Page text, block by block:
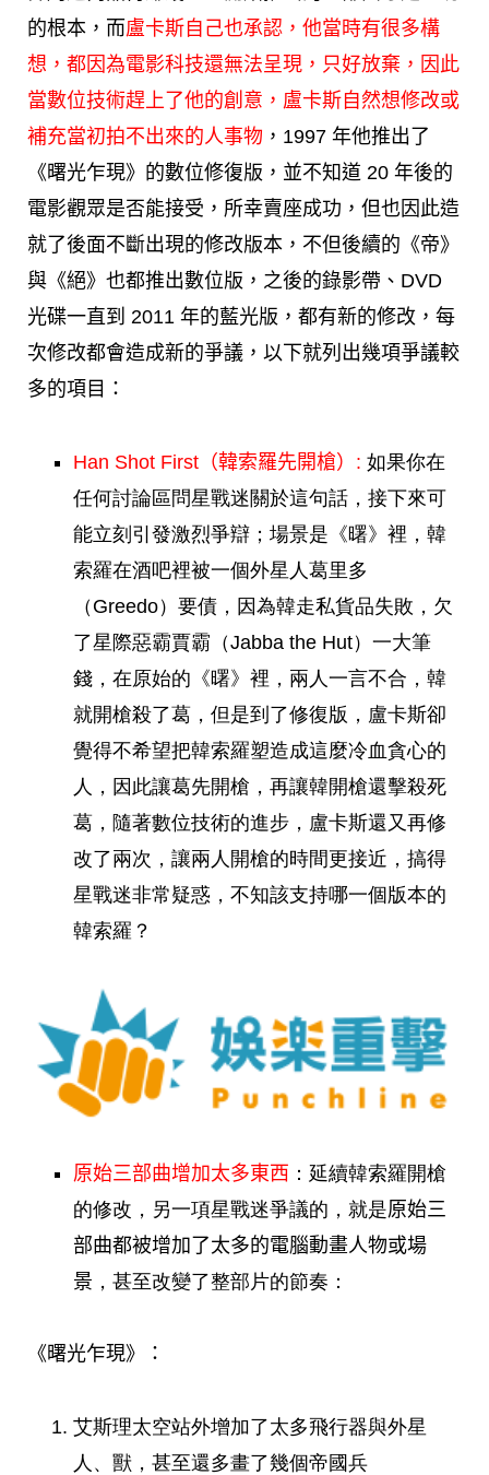
的根本，而盧卡斯自己也承認，他當時有很多構
想，都因為電影科技還無法呈現，只好放棄，因此
當數位技術趕上了他的創意，盧卡斯自然想修改或
補充當初拍不出來的人事物 ，1997 年他推出了
《曙光乍現》的數位修復版，並不知道 20 年後的
電影觀眾是否能接受，所幸賣座成功，但也因此造
就了後面不斷出現的修改版本，不但後續的《帝》
與《絕》也都推出數位版，之後的錄影帶、DVD
光碟一直到 2011 年的藍光版，都有新的修改，每
次修改都會造成新的爭議，以下就列出幾項爭議較
多的項目：
Han Shot First（韓索羅先開槍）: 如果你在
任何討論區問星戰迷關於這句話，接下來可
能立刻引發激烈爭辯；場景是《曙》裡，韓
索羅在酒吧裡被一個外星人葛里多
（Greedo）要債，因為韓走私貨品失敗，欠
了星際惡霸賈霸（Jabba the Hut）一大筆
錢，在原始的《曙》裡，兩人一言不合，韓
就開槍殺了葛，但是到了修復版，盧卡斯卻
覺得不希望把韓索羅塑造成這麼冷血貪心的
人，因此讓葛先開槍，再讓韓開槍還擊殺死
葛，隨著數位技術的進步，盧卡斯還又再修
改了兩次，讓兩人開槍的時間更接近，搞得
星戰迷非常疑惑，不知該支持哪一個版本的
韓索羅？
原始三部曲增加太多東西 ：延續韓索羅開槍
的修改，另一項星戰迷爭議的，就是原始三
部曲都被增加了太多的電腦動畫人物或場
景 ，甚至改變了整部片的節奏：
《曙光乍現》：
艾斯理太空站外增加了太多飛行器與外星
人、獸，甚至還多畫了幾個帝國兵